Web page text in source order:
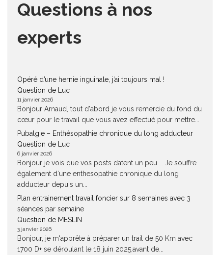
Questions à nos
experts
Opéré d’une hernie inguinale, j’ai toujours mal !
Question de Luc
11 janvier 2026
Bonjour Arnaud, tout d'abord je vous remercie du fond du
cœur pour le travail que vous avez effectué pour mettre...
Pubalgie – Enthésopathie chronique du long adducteur
Question de Luc
6 janvier 2026
Bonjour je vois que vos posts datent un peu.... Je souffre
également d'une enthesopathie chronique du long
adducteur depuis un...
Plan entrainement travail foncier sur 8 semaines avec 3
séances par semaine
Question de MESLIN
3 janvier 2026
Bonjour, je m'apprête à préparer un trail de 50 Km avec
1700 D+ se déroulant le 18 juin 2025,avant de...